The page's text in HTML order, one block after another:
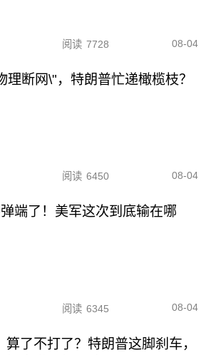
阅读 7728 08-04
理断网\"，特朗普忙递橄榄枝？
阅读 6450 08-04
端了！美军这次到底输在哪
阅读 6345 08-04
算了不打了？特朗普这脚刹车，